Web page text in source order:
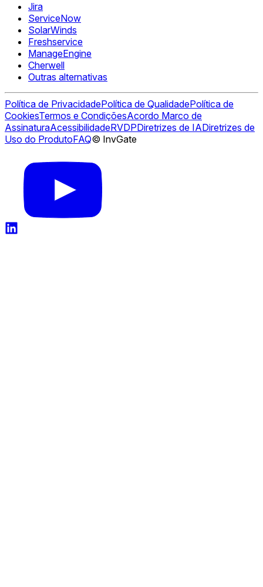
Jira
ServiceNow
SolarWinds
Freshservice
ManageEngine
Cherwell
Outras alternativas
Política de PrivacidadePolítica de QualidadePolítica de
CookiesTermos e CondiçõesAcordo Marco de
AssinaturaAcessibilidadeRVDPDiretrizes de IADiretrizes de
Uso do ProdutoFAQ© InvGate